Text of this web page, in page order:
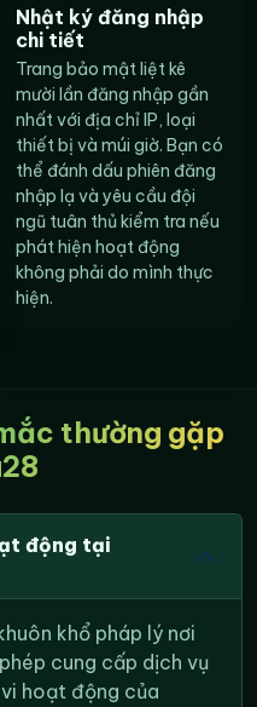
Nhật ký đăng nhập
chi tiết
Trang bảo mật liệt kê
mười lần đăng nhập gần
nhất với địa chỉ IP, loại
thiết bị và múi giờ. Bạn có
thể đánh dấu phiên đăng
nhập lạ và yêu cầu đội
ngũ tuân thủ kiểm tra nếu
phát hiện hoạt động
không phải do mình thực
hiện.
thường gặp
động tại
khổ pháp lý nơi
cung cấp dịch vụ
hoạt động của